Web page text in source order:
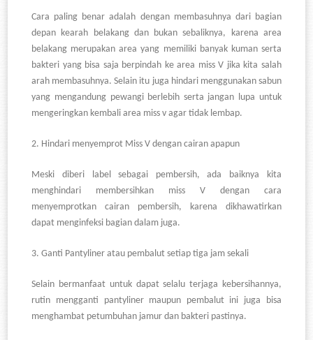
Cara paling benar adalah dengan membasuhnya dari bagian
depan kearah belakang dan bukan sebaliknya, karena area
belakang merupakan area yang memiliki banyak kuman serta
bakteri yang bisa saja berpindah ke area miss V jika kita salah
arah membasuhnya. Selain itu juga hindari menggunakan sabun
yang mengandung pewangi berlebih serta jangan lupa untuk
mengeringkan kembali area miss v agar tidak lembap.
2. Hindari menyemprot Miss V dengan cairan apapun
Meski diberi label sebagai pembersih, ada baiknya kita
menghindari membersihkan miss V dengan cara
menyemprotkan cairan pembersih, karena dikhawatirkan
dapat menginfeksi bagian dalam juga.
3.Ganti Pantyliner atau pembalut setiap tiga jam sekali
Selain bermanfaat untuk dapat selalu terjaga kebersihannya,
rutin mengganti pantyliner maupun pembalut ini juga bisa
menghambat petumbuhan jamur dan bakteri pastinya.